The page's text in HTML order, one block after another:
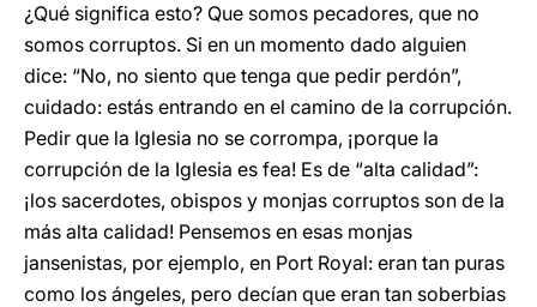
¿Qué significa esto? Que somos pecadores, que no
somos corruptos. Si en un momento dado alguien
dice: “No, no siento que tenga que pedir perdón”,
cuidado: estás entrando en el camino de la corrupción.
Pedir que la Iglesia no se corrompa, ¡porque la
corrupción de la Iglesia es fea! Es de “alta calidad”:
¡los sacerdotes, obispos y monjas corruptos son de la
más alta calidad! Pensemos en esas monjas
jansenistas, por ejemplo, en Port Royal: eran tan puras
como los ángeles, pero decían que eran tan soberbias